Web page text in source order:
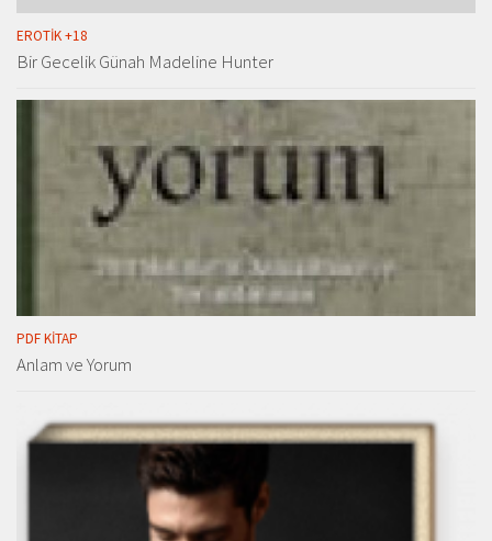
EROTIK +18
Bir Gecelik Günah Madeline Hunter
PDF KITAP
Anlam ve Yorum